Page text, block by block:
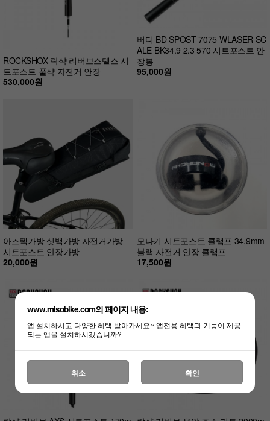
ROCKSHOX 락샥 리버브스텔스 시
트포스트 풀샥 자전거 안장
530,000원
버디 BD SPOST 7075 WLASER SC
ALE BK34.9 2.3 570 시트포스트 안
장봉
95,000원
아즈텍가방 싯백가방 자전거가방
시트포스트 안장가방
20,000원
모나키 시트포스트 클램프 34.9mm
블랙 자전거 안장 클램프
17,500원
www.misobike.com의 페이지 내용:
앱 설치하시고 다양한 혜택 받아가세요~ 앱전용 혜택과 기능이 제공
되는 앱을 설치하시겠습니까?
취소 확인